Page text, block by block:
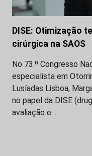
DISE: Otimização
cirúrgica na SAOS
No 73.º Congresso
especialista em
Lusíadas Lisboa,
no papel da DISE
avaliação e…